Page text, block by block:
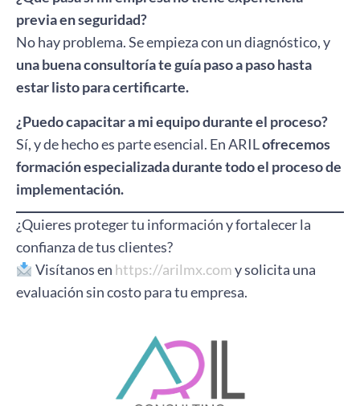
previa en seguridad?
No hay problema. Se empieza con un diagnóstico, y
una buena consultoría te guía paso a paso hasta
estar listo para certificarte.
¿Puedo capacitar a mi equipo durante el proceso?
Sí, y de hecho es parte esencial. En ARILofrecemos
formación especializada durante todo el proceso de
implementación.
¿Quieres proteger tu información y fortalecer la
confianza de tus clientes?
Visítanos en https://arilmx.comy solicita una
evaluación sin costo para tu empresa.